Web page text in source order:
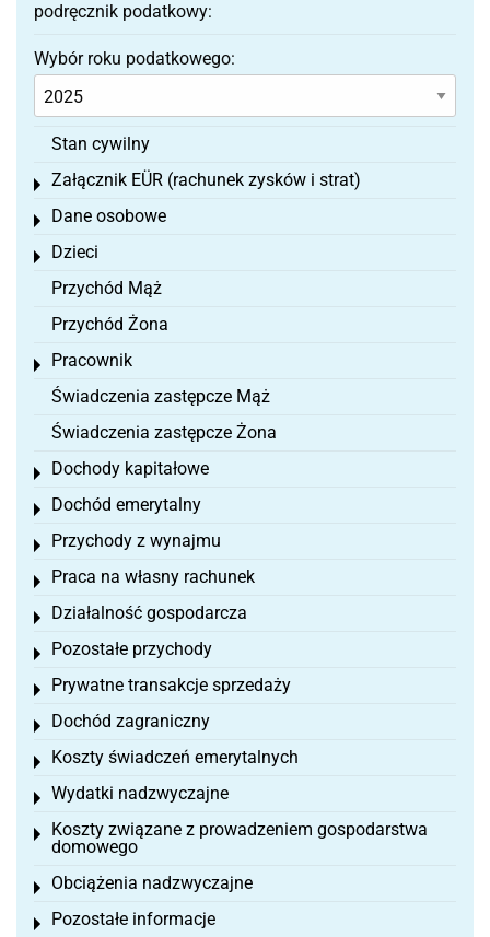
podręcznik podatkowy:
Wybór roku podatkowego:
Stan cywilny
Załącznik EÜR (rachunek zysków i strat)
Toggle menu
Dane osobowe
Toggle menu
Dzieci
Toggle menu
Przychód Mąż
Przychód Żona
Pracownik
Toggle menu
Świadczenia zastępcze Mąż
Świadczenia zastępcze Żona
Dochody kapitałowe
Toggle menu
Dochód emerytalny
Toggle menu
Przychody z wynajmu
Toggle menu
Praca na własny rachunek
Toggle menu
Działalność gospodarcza
Toggle menu
Pozostałe przychody
Toggle menu
Prywatne transakcje sprzedaży
Toggle menu
Dochód zagraniczny
Toggle menu
Koszty świadczeń emerytalnych
Toggle menu
Wydatki nadzwyczajne
Toggle menu
Koszty związane z prowadzeniem gospodarstwa
domowego
Toggle menu
Obciążenia nadzwyczajne
Toggle menu
Pozostałe informacje
Toggle menu